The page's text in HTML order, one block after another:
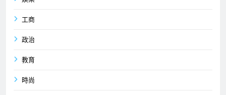
工商
政治
教育
時尚